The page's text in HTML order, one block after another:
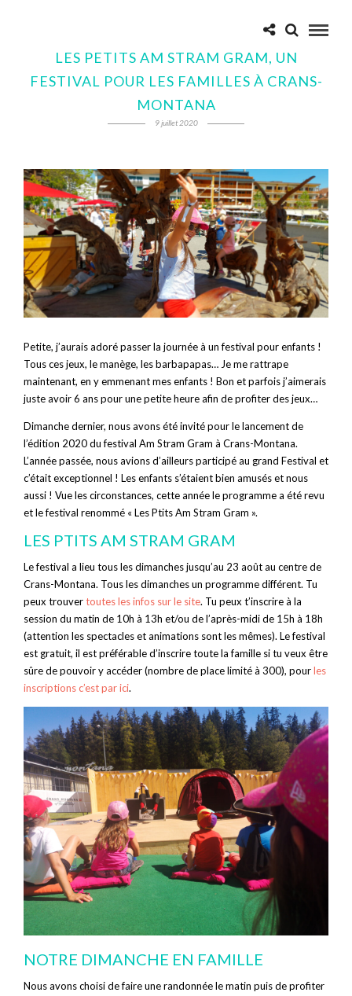
LES PETITS AM STRAM GRAM, UN
FESTIVAL POUR LES FAMILLES À CRANS-
MONTANA
9 juillet 2020
Petite, j’aurais adoré passer la journée à un festival pour enfants !
Tous ces jeux, le manège, les barbapapas… Je me rattrape
maintenant, en y emmenant mes enfants ! Bon et parfois j’aimerais
juste avoir 6 ans pour une petite heure afin de profiter des jeux…
Dimanche dernier, nous avons été invité pour le lancement de
l’édition 2020 du festival Am Stram Gram à Crans-Montana.
L’année passée, nous avions d’ailleurs participé au grand Festival et
c’était exceptionnel ! Les enfants s’étaient bien amusés et nous
aussi ! Vue les circonstances, cette année le programme a été revu
et le festival renommé « Les Ptits Am Stram Gram ».
LES PTITS AM STRAM GRAM
Le festival a lieu tous les dimanches jusqu’au 23 août au centre de
Crans-Montana. Tous les dimanches un programme différent. Tu
peux trouvertoutes les infos sur le site. Tu peux t’inscrire à la
session du matin de 10h à 13h et/ou de l’après-midi de 15h à 18h
(attention les spectacles et animations sont les mêmes). Le festival
est gratuit, il est préférable d’inscrire toute la famille si tu veux être
sûre de pouvoir y accéder (nombre de place limité à 300), pourles
inscriptions c’est par ici.
NOTRE DIMANCHE EN FAMILLE
Nous avons choisi de faire une randonnée le matin puis de profiter